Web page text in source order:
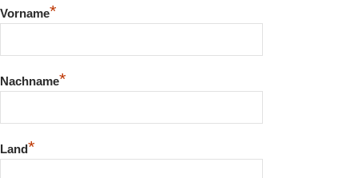
Vorname*
Nachname*
Land*